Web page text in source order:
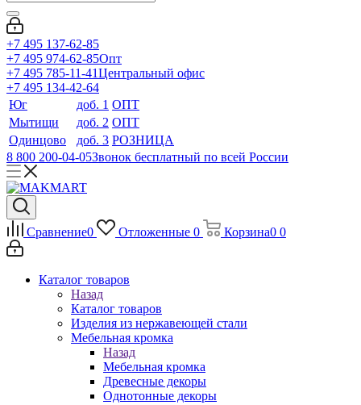
+7 495 137-62-85
+7 495 974-62-85Опт
+7 495 785-11-41Центральный офис
+7 495 134-42-64
Юг
доб. 1 ОПТ
Мытищи
доб. 2 ОПТ
Одинцово
доб. 3 РОЗНИЦА
8 800 200-04-05Звонок бесплатный по всей России
Сравнение0 Отложенные 0 Корзина0 0
Каталог товаров
Назад
Каталог товаров
Изделия из нержавеющей стали
Мебельная кромка
Назад
Мебельная кромка
Древесные декоры
Однотонные декоры